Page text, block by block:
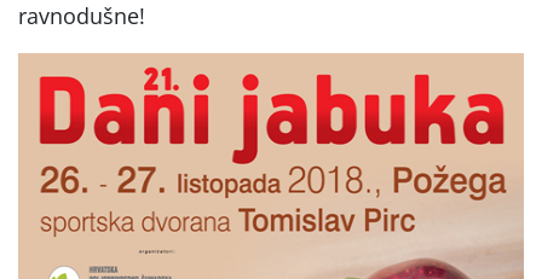
ravnodušne!